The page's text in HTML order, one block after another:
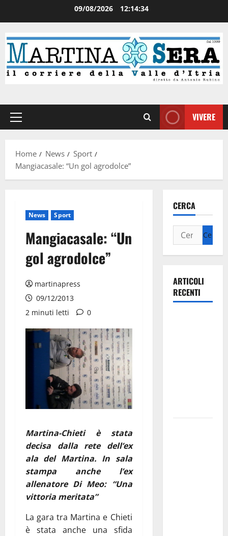
09/08/2026 12:14:34
VIVERE
Home News
Sport
Mangiacasale: “Un gol agrodolce”
News Sport
Mangiacasale: “Un
gol agrodolce”
martinapress
09/12/2013
2 minuti letti
0
Martina-Chieti è stata
decisa dalla rete dell’ex
ala del Martina. In sala
stampa anche l’ex
allenatore Di Meo: “Una
vittoria meritata”
La gara tra Martina e Chieti
è stata anche una sfida
CERCA
ARTICOLI
RECENTI